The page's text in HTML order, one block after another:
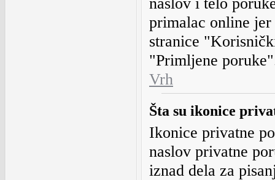
primalac online
stranice
"Primljene
Vrh
Šta su ikonice
Ikonice privatne
naslov privatne
iznad dela za